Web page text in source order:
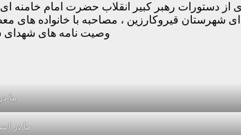
در بهمن ماه 1401 در زمینه پیروی از دستورات رهبر کبیر
شهرستان قیروکارزین ، مصاحبه با خانواده
وصیت نامه های شهدای
ما
ما در